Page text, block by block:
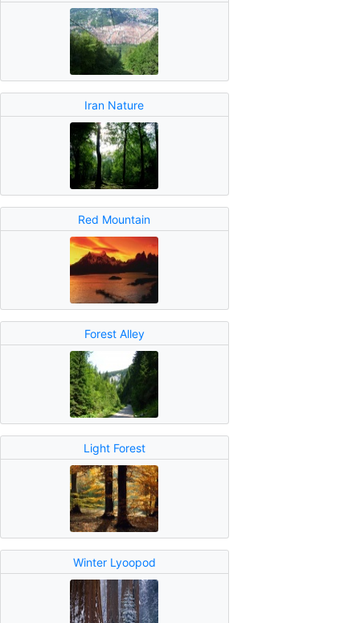
Iran Nature
Red Mountain
Forest Alley
Light Forest
Winter Lyoopod